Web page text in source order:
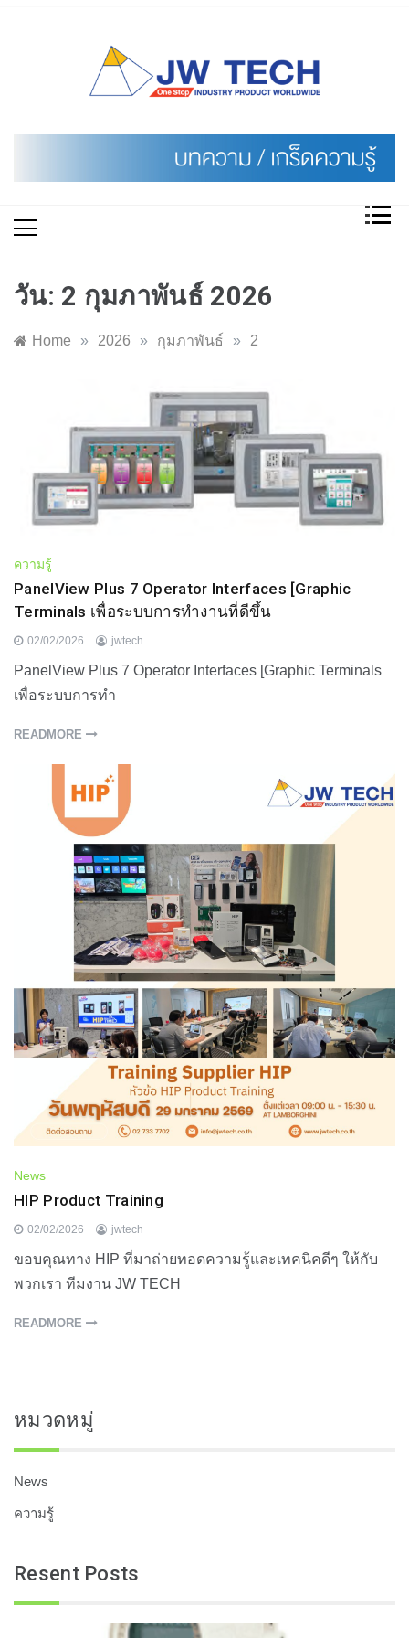
วัน: 2 กุมภาพันธ์ 2026
Home » 2026 » กุมภาพันธ์ » 2
ความรู้
PanelView Plus 7 Operator Interfaces [Graphic
Terminals เพื่อระบบการทำงานที่ดีขึ้น
02/02/2026 jwtech
PanelView Plus 7 Operator Interfaces [Graphic Terminals
เพื่อระบบการทำ
READMORE
News
HIP Product Training
02/02/2026 jwtech
ขอบคุณทาง HIP ที่มาถ่ายทอดความรู้และเทคนิคดีๆ ให้กับ
พวกเรา ทีมงาน JW TECH
READMORE
หมวดหมู่
News
ความรู้
Resent Posts